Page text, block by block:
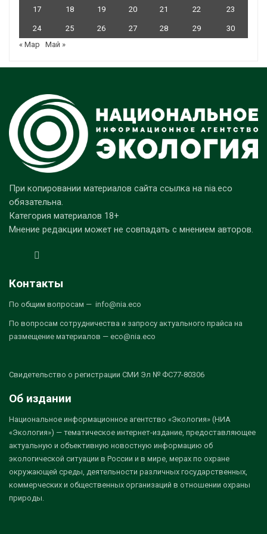
17 18 19 20 21 22 23
24 25 26 27 28 29
30
« Мар
Май »
При копировании материалов сайта ссылка на nia.eco
обязательна.
Категория материалов 18+
Мнение редакции может не совпадать с мнением авторов.
Контакты
По общим вопросам — info@nia.eco
По вопросам сотрудничества и запросу актуального прайса на
размещение материалов — eco@nia.eco
Свидетельство о регистрации СМИ Эл № ФС77-80306
Об издании
Национальное информационное агентство «Экология» (НИА
«Экология») — тематическое интернет-издание, предоставляющее
актуальную и объективную новостную информацию об
экологической ситуации в России и в мире, мерах по охране
окружающей среды, деятельности различных государственных,
коммерческих и общественных организаций в отношении охраны
природы.